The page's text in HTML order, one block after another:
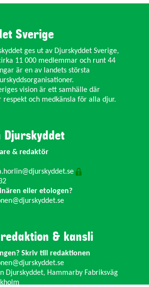
Sverige
ges ut av Djurskyddet Sverige,
11 000 medlemmar och runt 44
är en av landets största
vision är ett samhälle där
respekt och medkänsla för alla djur.
Djurskyddet
& redaktör
eller etologen?
& kansli
Skriv till redaktionen
Djurskyddet, Hammarby Fabriksväg